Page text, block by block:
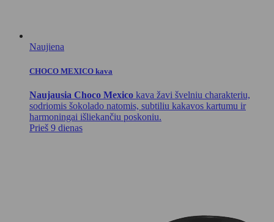
Naujiena
CHOCO MEXICO kava
Naujausia Choco Mexico kava žavi švelniu charakteriu,
sodriomis šokolado natomis, subtiliu kakavos kartumu ir
harmoningai išliekančiu poskoniu.
Prieš 9 dienas